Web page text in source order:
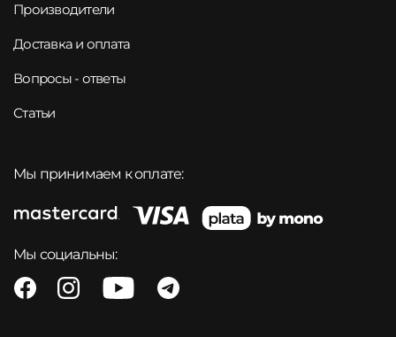
Производители
Доставка и оплата
Вопросы - ответы
Статьи
Мы принимаем к оплате:
Мы социальны: